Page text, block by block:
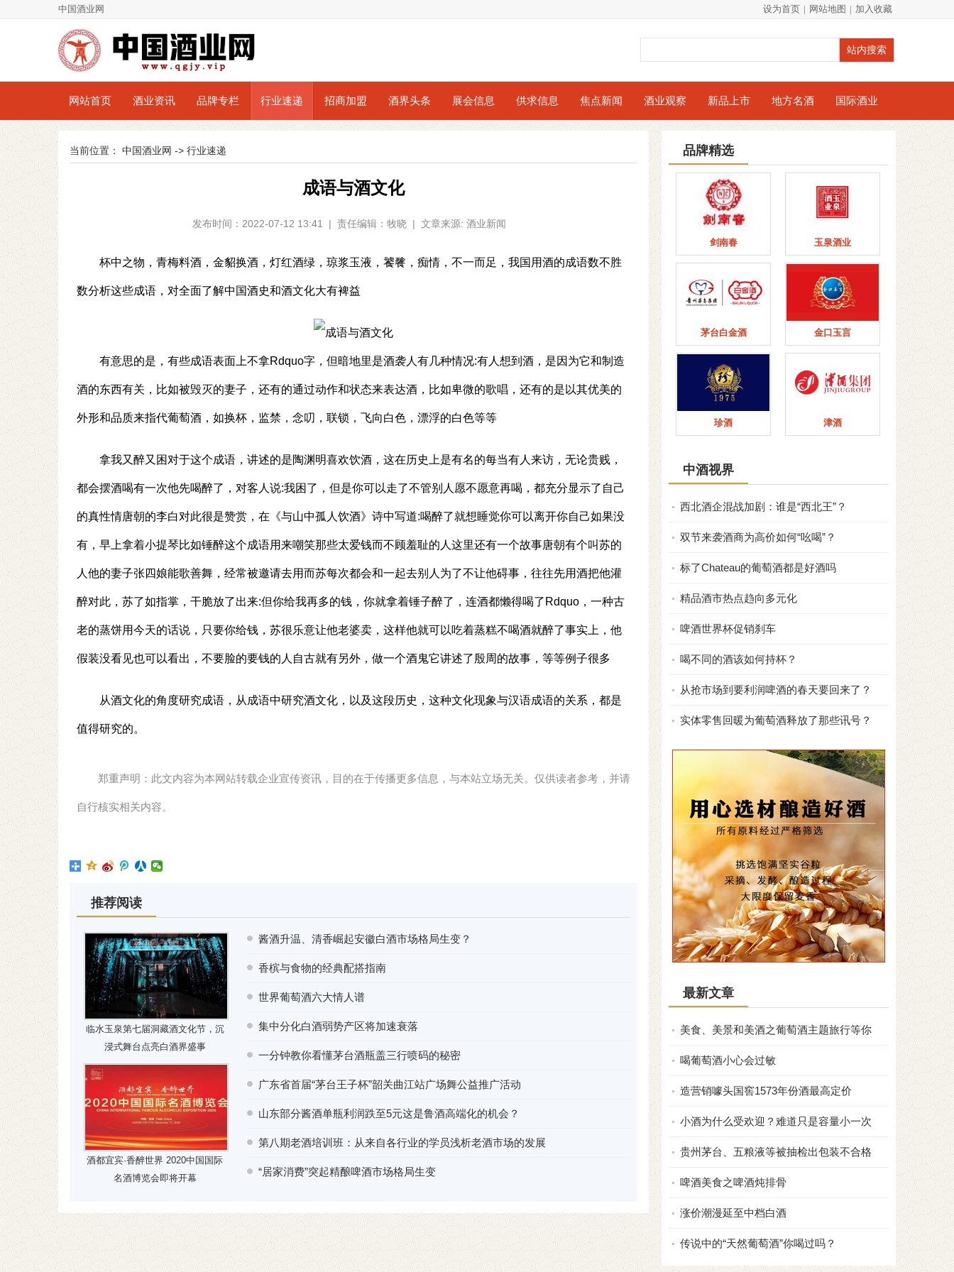
中国酒业网 设为首页 | 网站地图 | 加入收藏
网站首页 酒业资讯 品牌专栏 行业速递 招商加盟 酒界头条 展会信息 供求信息 焦点新闻 酒业观察 新品上市 地方名酒 国际酒业
当前位置： 中国酒业网 -> 行业速递
成语与酒文化
发布时间：2022-07-12 13:41 | 责任编辑：牧晓 | 文章来源: 酒业新闻
杯中之物，青梅料酒，金貂换酒，灯红酒绿，琼浆玉液，饕餮，痴情，不一而足，我国用酒的成语数不胜
数分析这些成语，对全面了解中国酒史和酒文化大有裨益
有意思的是，有些成语表面上不拿Rdquo字，但暗地里是酒袭人有几种情况:有人想到酒，是因为它和制造
酒的东西有关，比如被毁灭的妻子，还有的通过动作和状态来表达酒，比如卑微的歌唱，还有的是以其优美的
外形和品质来指代葡萄酒，如换杯，监禁，念叨，联锁，飞向白色，漂浮的白色等等
拿我又醉又困对于这个成语，讲述的是陶渊明喜欢饮酒，这在历史上是有名的每当有人来访，无论贵贱，
都会摆酒喝有一次他先喝醉了，对客人说:我困了，但是你可以走了不管别人愿不愿意再喝，都充分显示了自己
的真性情唐朝的李白对此很是赞赏，在《与山中孤人饮酒》诗中写道:喝醉了就想睡觉你可以离开你自己如果没
有，早上拿着小提琴比如锤醉这个成语用来嘲笑那些太爱钱而不顾羞耻的人这里还有一个故事唐朝有个叫苏的
人他的妻子张四娘能歌善舞，经常被邀请去用而苏每次都会和一起去别人为了不让他碍事，往往先用酒把他灌
醉对此，苏了如指掌，干脆放了出来:但你给我再多的钱，你就拿着锤子醉了，连酒都懒得喝了Rdquo，一种古
老的蒸饼用今天的话说，只要你给钱，苏很乐意让他老婆卖，这样他就可以吃着蒸糕不喝酒就醉了事实上，他
假装没看见也可以看出，不要脸的要钱的人自古就有另外，做一个酒鬼它讲述了殷周的故事，等等例子很多
从酒文化的角度研究成语，从成语中研究酒文化，以及这段历史，这种文化现象与汉语成语的关系，都是
值得研究的。
郑重声明：此文内容为本网站转载企业宣传资讯，目的在于传播更多信息，与本站立场无关。仅供读者参考，并请
自行核实相关内容。
推荐阅读
临水玉泉第七届洞藏酒文化节，沉
浸式舞台点亮白酒界盛事
酒都宜宾·香醉世界 2020中国国际
名酒博览会即将开幕
酱酒升温、清香崛起安徽白酒市场格局生变？
香槟与食物的经典配搭指南
世界葡萄酒六大情人谱
集中分化白酒弱势产区将加速衰落
一分钟教你看懂茅台酒瓶盖三行喷码的秘密
广东省首届“茅台王子杯”韶关曲江站广场舞公益推广活动
山东部分酱酒单瓶利润跌至5元这是鲁酒高端化的机会？
第八期老酒培训班：从来自各行业的学员浅析老酒市场的发展
“居家消费”突起精酿啤酒市场格局生变
品牌精选
剑南春 玉泉酒业
茅台白金酒 金口玉言
珍酒 津酒
中酒视界
西北酒企混战加剧：谁是“西北王”？
双节来袭酒商为高价如何“吆喝”？
标了Chateau的葡萄酒都是好酒吗
精品酒市热点趋向多元化
啤酒世界杯促销刹车
喝不同的酒该如何持杯？
从抢市场到要利润啤酒的春天要回来了？
实体零售回暖为葡萄酒释放了那些讯号？
最新文章
美食、美景和美酒之葡萄酒主题旅行等你
喝葡萄酒小心会过敏
造营销噱头国窖1573年份酒最高定价
小酒为什么受欢迎？难道只是容量小一次
贵州茅台、五粮液等被抽检出包装不合格
啤酒美食之啤酒炖排骨
涨价潮漫延至中档白酒
传说中的“天然葡萄酒”你喝过吗？